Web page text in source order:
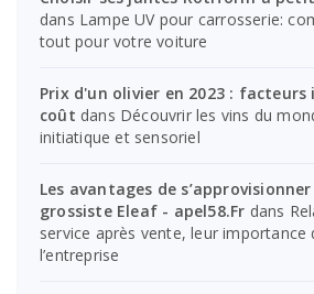
dans Lampe UV pour carrosserie:
tout pour votre voiture
Prix d'un olivier en 2023 :
coût dans Découvrir les vins du
initiatique et sensoriel
Les avantages de
grossiste Eleaf - apel58.Fr dans
service après vente, leur importance
l’entreprise